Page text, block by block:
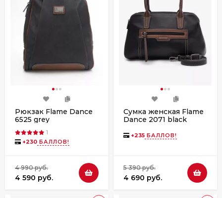
Рюкзак Flame Dance
6525 grey
1
+230 БАЛЛОВ!
4 990 руб.
4 590 руб.
Сумка женская Flame
Dance 2071 black
+235 БАЛЛОВ!
5 390 руб.
4 690 руб.